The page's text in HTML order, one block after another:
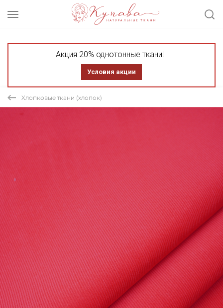
Акция 20% однотонные ткани!
Условия акции
Хлопковые ткани (хлопок)